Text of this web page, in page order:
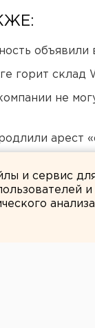
горит склад
не
арест
и сервис